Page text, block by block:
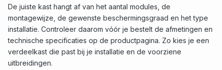
De juiste kast hangt af van het aantal modules, de
montagewijze, de gewenste beschermingsgraad en het type
installatie. Controleer daarom vóór je bestelt de afmetingen en
technische specificaties op de productpagina. Zo kies je een
verdeelkast die past bij je installatie en de voorziene
uitbreidingen.